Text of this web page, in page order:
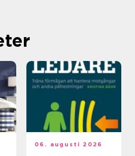
06. augusti 2026